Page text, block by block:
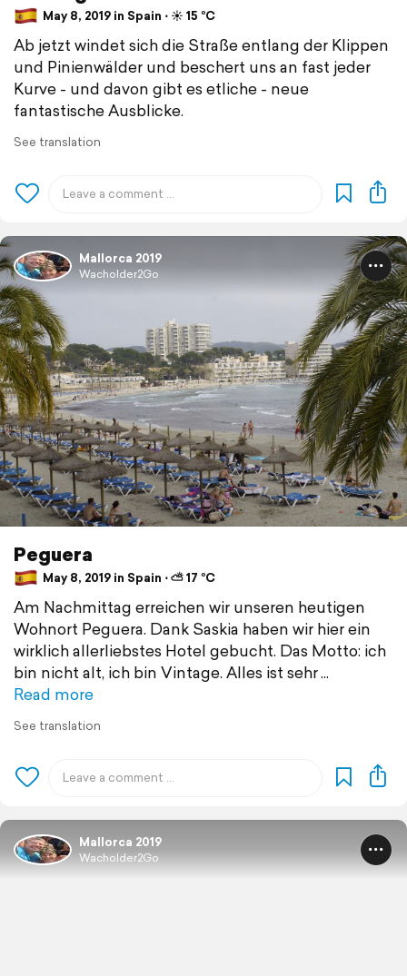
May 8, 2019 in Spain ⋅ ☀️ 15 °C
Ab jetzt windet sich die Straße entlang der Klippen
und Pinienwälder und beschert uns an fast jeder
Kurve - und davon gibt es etliche - neue
fantastische Ausblicke.
See translation
Mallorca 2019
Wacholder2Go
Peguera
May 8, 2019 in Spain ⋅ ⛅ 17 °C
Am Nachmittag erreichen wir unseren heutigen
Wohnort Peguera. Dank Saskia haben wir hier ein
wirklich allerliebstes Hotel gebucht. Das Motto: ich
bin nicht alt, ich bin Vintage. Alles ist sehr
Read more
See translation
Mallorca 2019
Wacholder2Go